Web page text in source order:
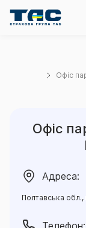
Офіс
Офіс
Адреса:
Полтавська